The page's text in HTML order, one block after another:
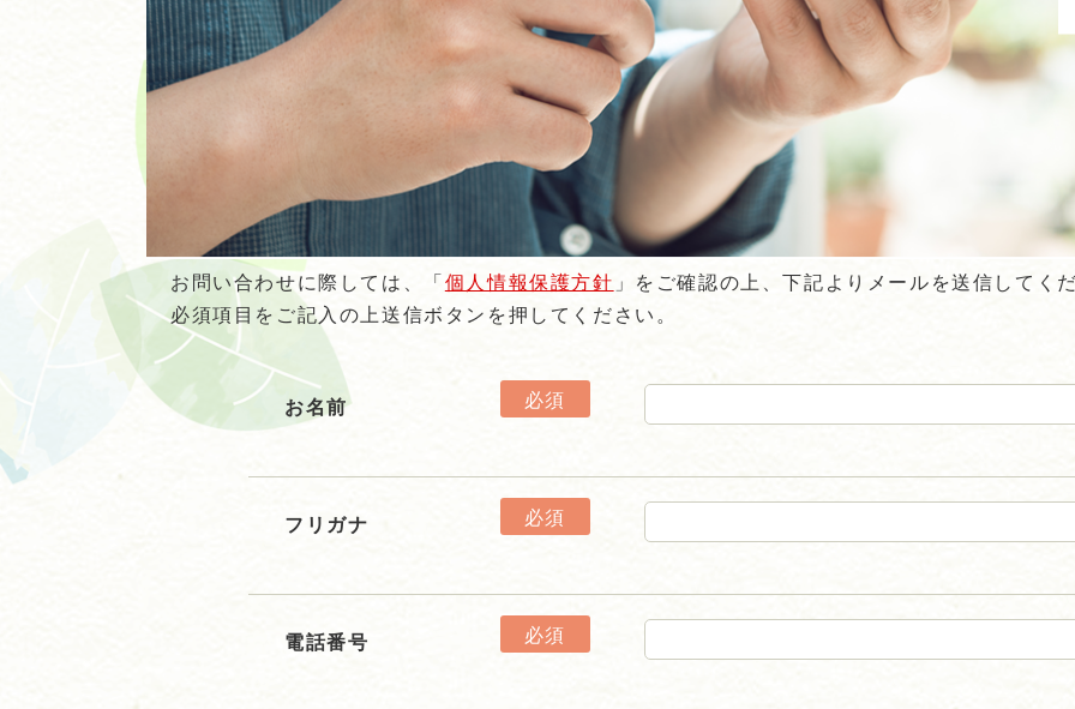
お問い合わせに際しては、「個人情報保護方針 」をご確認の上、下記よりメールを送信してく
必須項目をご記入の上送信ボタンを押してください。
お名前 必須
フリガナ 必須
電話番号 必須